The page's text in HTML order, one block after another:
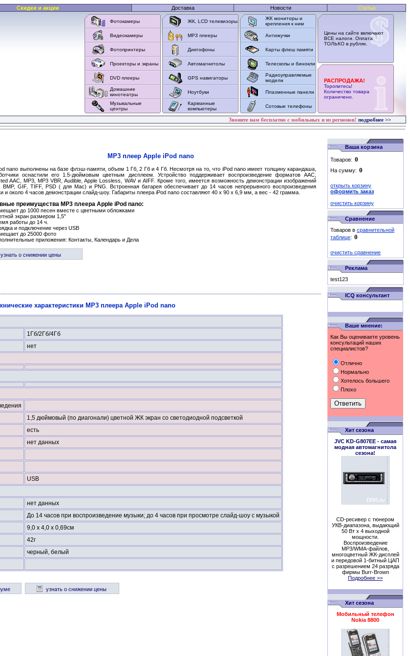
Скидки и акции Доставка Новости Статьи
Фотокамеры
Видеокамеры
Фотопринтеры
Проекторы и экраны
DVD плееры
Домашние
кинотеатры
Музыкальные
центры
ЖК, LCD телевизоры
MP3 плееры
Диктофоны
Автомагнитолы
GPS навигаторы
Ноутбуки
Карманные
компьютеры
ЖК мониторы и
крепления к ним
Антижучки
Карты флеш памяти
Телескопы и бинокли
Радиоуправляемые
модели
Плазменные панели
Сотовые телефоны
Цены на сайте включают
ВСЕ налоги. Оплата
ТОЛЬКО в рублях.
РАСПРОДАЖА!
Торопитесь!
Количество товара
ограничено.
Звоните нам бесплатно с мобильных и из регионов! подробнее >>
MP3 плеер Apple iPod nano
nano выполнены на базе флэш-памяти, объем 1 Гб, 2 Гб и 4 Гб. Несмотря на то, что iPod nanо имеет толщину карандаша,
оснастили его 1.5-дюймовым цветным дисплеем. Устройство поддерживает воспроизведение форматов AAC,
AAC, MP3, MP3 VBR, Audible, Apple Lossless, WAV и AIFF. Кроме того, имеется возможность демонстрации изображений
BMP, GIF, TIFF, PSD ( для Mac) и PNG. Встроенная батарея обеспечивает до 14 часов непрерывного воспроизведения
и около 4 часов демонстрации слайд-шоу. Габариты плеера iPod nanо составляют 40 х 90 х 6,9 мм, а вес - 42 грамма.
преимущества MP3 плеера Apple iPod nano:
до 1000 песен вместе с цветными обложками
экран размером 1,5"
работы до 14 ч.
и подключение через USB
до 25000 фото
приложения: Контакты, Календарь и Дела
узнать о снижении цены
характеристики MP3 плеера Apple iPod nano
1Гб/2Гб/4Гб
нет
1,5 дюймовый (по диагонали) цветной ЖК экран со светодиодной подсветкой
есть
нет данных
USB
нет данных
До 14 часов при воспроизведение музыки; до 4 часов при просмотре слайд-шоу с музыкой
9,0 x 4,0 x 0,69см
42г
черный, белый
узнать о снижении цены
Ваша корзина
Товаров:
На сумму:
открыть корзину
оформить заказ
очистить корзину
Сравнение
Товаров в сравнительной
таблице:
очистить сравнение
Реклама
test123
ICQ консультант
Ваше мнение:
Как Вы оцениваете уровень
консультаций наших
специалистов?
Отлично
Нормально
Хотелось большего
Плохо
Хит сезона
JVC KD-G807EE - cамая
модная автомагнитола
сезона!
CD-ресивер с тюнером
УКВ-диапазона, выдающий
50 Вт х 4 выходной
мощности.
Воспроизведение
МР3/WMA-файлов,
многоцветный ЖК-дисплей
и передовой 1-битный ЦАП
с разрешением 24 разряда
фирмы Burr-Brown
Подробнее >>
Хит сезона
Мобильный телефон
Nokia 8800